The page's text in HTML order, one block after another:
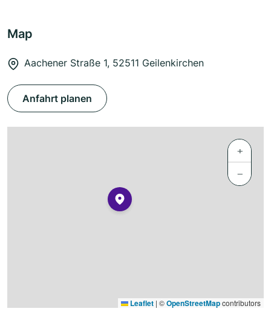
Map
Aachener Straße 1, 52511 Geilenkirchen
Anfahrt planen
+
−
Leaflet | ©OpenStreetMapcontributors